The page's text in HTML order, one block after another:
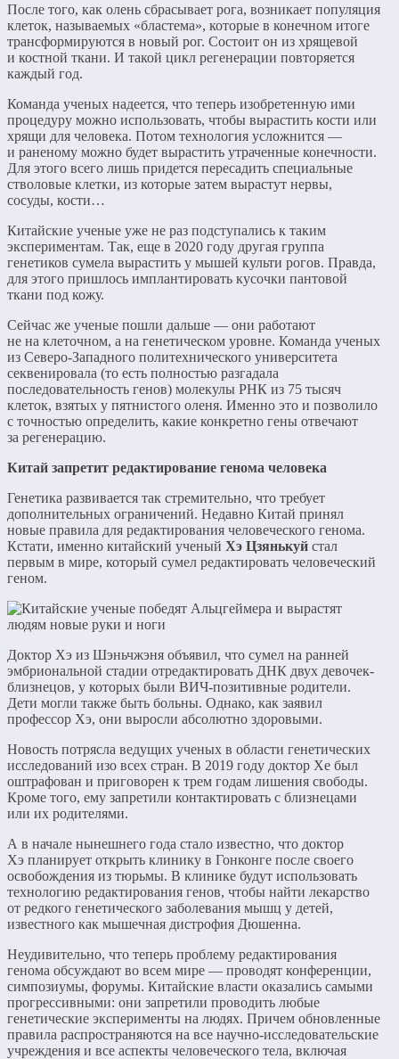
После того, как олень сбрасывает рога, возникает популяция
клеток, называемых «бластема», которые в конечном итоге
трансформируются в новый рог. Состоит он из хрящевой
и костной ткани. И такой цикл регенерации повторяется
каждый год.
Команда ученых надеется, что теперь изобретенную ими
процедуру можно использовать, чтобы вырастить кости или
хрящи для человека. Потом технология усложнится —
и раненому можно будет вырастить утраченные конечности.
Для этого всего лишь придется пересадить специальные
стволовые клетки, из которые затем вырастут нервы,
сосуды, кости…
Китайские ученые уже не раз подступались к таким
экспериментам. Так, еще в 2020 году другая группа
генетиков сумела вырастить у мышей культи рогов. Правда,
для этого пришлось имплантировать кусочки пантовой
ткани под кожу.
Сейчас же ученые пошли дальше — они работают
не на клеточном, а на генетическом уровне. Команда ученых
из Северо-Западного политехнического университета
секвенировала (то есть полностью разгадала
последовательность генов) молекулы РНК из 75 тысяч
клеток, взятых у пятнистого оленя. Именно это и позволило
с точностью определить, какие конкретно гены отвечают
за регенерацию.
Китай запретит редактирование генома человека
Генетика развивается так стремительно, что требует
дополнительных ограничений. Недавно Китай принял
новые правила для редактирования человеческого генома.
Кстати, именно китайский ученый Хэ Цзянькуй стал
первым в мире, который сумел редактировать человеческий
геном.
Доктор Хэ из Шэньчжэня объявил, что сумел на ранней
эмбриональной стадии отредактировать ДНК двух девочек-
близнецов, у которых были ВИЧ-позитивные родители.
Дети могли также быть больны. Однако, как заявил
профессор Хэ, они выросли абсолютно здоровыми.
Новость потрясла ведущих ученых в области генетических
исследований изо всех стран. В 2019 году доктор Хе был
оштрафован и приговорен к трем годам лишения свободы.
Кроме того, ему запретили контактировать с близнецами
или их родителями.
А в начале нынешнего года стало известно, что доктор
Хэ планирует открыть клинику в Гонконге после своего
освобождения из тюрьмы. В клинике будут использовать
технологию редактирования генов, чтобы найти лекарство
от редкого генетического заболевания мышц у детей,
известного как мышечная дистрофия Дюшенна.
Неудивительно, что теперь проблему редактирования
генома обсуждают во всем мире — проводят конференции,
симпозиумы, форумы. Китайские власти оказались самыми
прогрессивными: они запретили проводить любые
генетические эксперименты на людях. Причем обновленные
правила распространяются на все научно-исследовательские
учреждения и все аспекты человеческого тела, включая